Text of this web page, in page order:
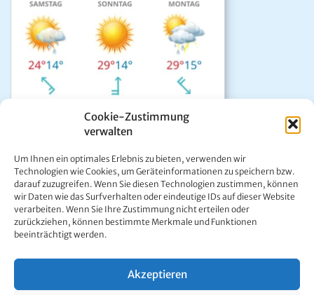
Cookie-Zustimmung
verwalten
Um Ihnen ein optimales Erlebnis zu bieten, verwenden wir
Technologien wie Cookies, um Geräteinformationen zu speichern bzw.
darauf zuzugreifen. Wenn Sie diesen Technologien zustimmen, können
wir Daten wie das Surfverhalten oder eindeutige IDs auf dieser Website
verarbeiten. Wenn Sie Ihre Zustimmung nicht erteilen oder
zurückziehen, können bestimmte Merkmale und Funktionen
beeinträchtigt werden.
Akzeptieren
Das aktuelle Wetter in Mariazell
Unwetter Warnzentrale
Satellitenbild GeoSphere
ÖAMTC Verkehrsservice